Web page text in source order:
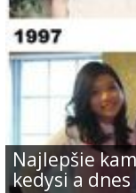
Najlepšie kamošky a ich ich super foto :)
kedysi a dnes